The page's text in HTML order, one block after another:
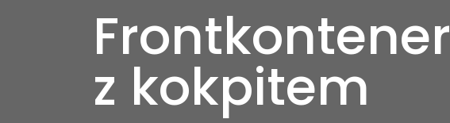
Frontkontener
z kokpitem